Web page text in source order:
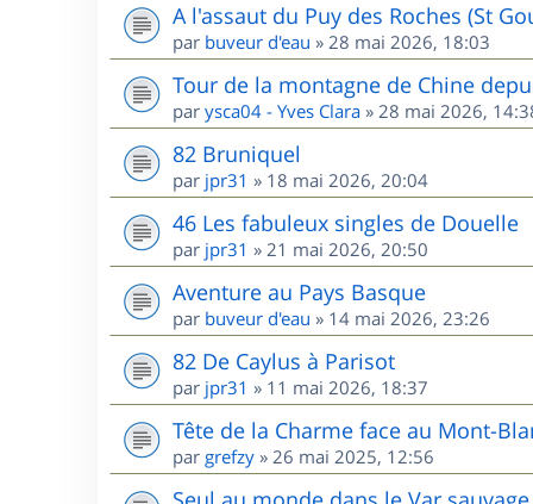
A l'assaut du Puy des Roches (St
par buveur d'eau » 28 mai 2026, 18:03
Tour de la montagne de Chine
par ysca04 - Yves Clara » 28 mai 2026,
82 Bruniquel
par jpr31 » 18 mai 2026, 20:04
46 Les fabuleux singles de Douelle
par jpr31 » 21 mai 2026, 20:50
Aventure au Pays Basque
par buveur d'eau » 14 mai 2026, 23:26
82 De Caylus à Parisot
par jpr31 » 11 mai 2026, 18:37
Tête de la Charme face au Mont-
par grefzy » 26 mai 2025, 12:56